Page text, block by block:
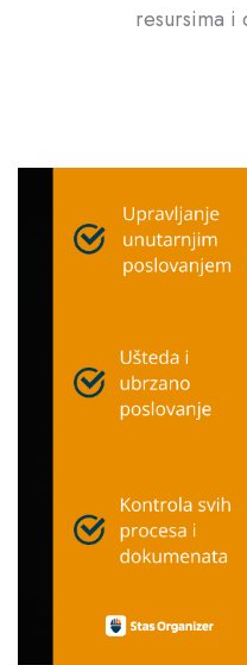
resursima i